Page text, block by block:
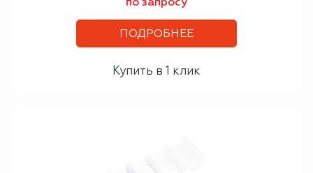
ПОДРОБНЕЕ
Купить в 1 клик